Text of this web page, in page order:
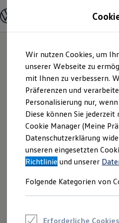
Hauptinhalt
springen
Footer
springen
Modelle und Konfigurator
Modelle vergleichen
Elektroautos
ENERGY
Nutzfahrzeuge
SUV und CUV
Familienautos
Kombis
Kompaktwagen
Sportwagen
Schnell verfügbare
Angebote und Produkte
Aktuelle Angebote
E-Auto-Förderung
Volkswagen
Junge
Saisonangebote
Wir nutzen Cookies, um
unserer Webseite zu
mit Ihnen zu verbessern.
Präferenzen und
Personalisierung nur,
Diese können Sie
Cookie Manager (Meine
Datenschutzerklärung
unseren eingesetzten
Richtlinie und unserer
Folgende Kategorien von
Erforderliche Cookies